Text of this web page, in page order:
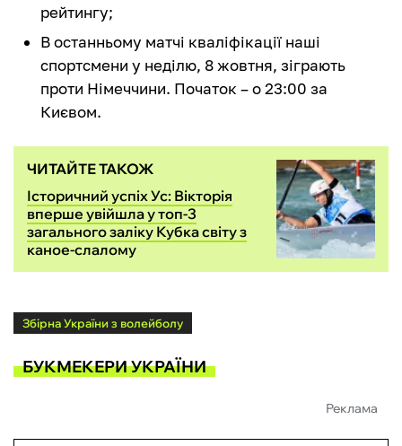
рейтингу;
В останньому матчі кваліфікації наші
спортсмени у неділю, 8 жовтня, зіграють
проти Німеччини. Початок – о 23:00 за
Києвом.
ЧИТАЙТЕ ТАКОЖ
Історичний успіх Ус: Вікторія
вперше увійшла у топ-3
загального заліку Кубка світу з
каное-слалому
Збірна України з волейболу
БУКМЕКЕРИ УКРАЇНИ
Реклама